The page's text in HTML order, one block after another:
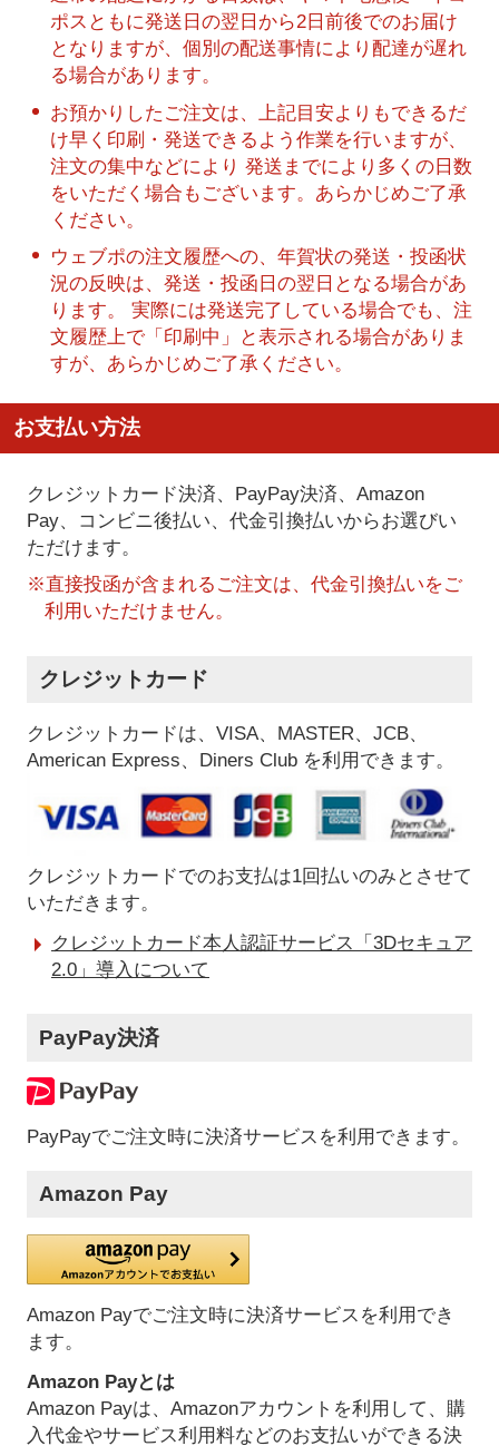
ポスともに発送日の翌日から2日前後でのお届け
となりますが、個別の配送事情により配達が遅れ
る場合があります。
お預かりしたご注文は、上記目安よりもできるだ
け早く印刷・発送できるよう作業を行いますが、
注文の集中などにより 発送までにより多くの日数
をいただく場合もございます。あらかじめご了承
ください。
ウェブポの注文履歴への、年賀状の発送・投函状
況の反映は、発送・投函日の翌日となる場合があ
ります。 実際には発送完了している場合でも、注
文履歴上で「印刷中」と表示される場合がありま
すが、あらかじめご了承ください。
お支払い方法
クレジットカード決済、PayPay決済、Amazon
Pay、コンビニ後払い、代金引換払いからお選びい
ただけます。
※直接投函が含まれるご注文は、代金引換払いをご
利用いただけません。
クレジットカード
クレジットカードは、VISA、MASTER、JCB、
American Express、Diners Club を利用できます。
クレジットカードでのお支払は1回払いのみとさせて
いただきます。
クレジットカード本人認証サービス「3Dセキュア
2.0」導入について
PayPay決済
PayPayでご注文時に決済サービスを利用できます。
Amazon Pay
Amazon Payでご注文時に決済サービスを利用でき
ます。
Amazon Payとは
Amazon Payは、Amazonアカウントを利用して、購
入代金やサービス利用料などのお支払いができる決